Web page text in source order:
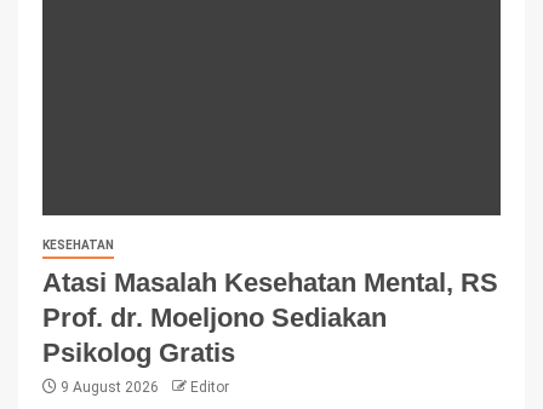
KESEHATAN
Atasi Masalah Kesehatan Mental, RS
Prof. dr. Moeljono Sediakan
Psikolog Gratis
9 August 2026 Editor